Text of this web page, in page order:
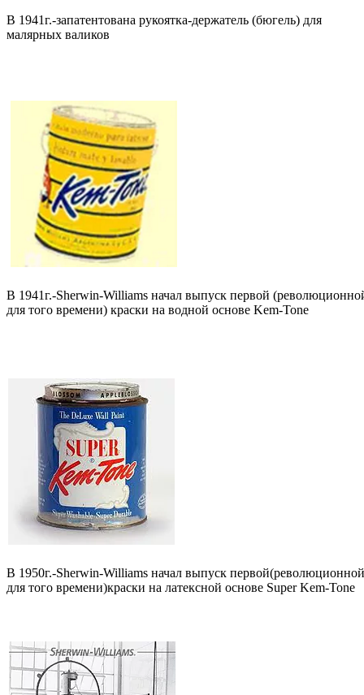
В 1941г.-запатентована рукоятка-держатель (бюгель) для
малярных валиков
В 1941г.-Sherwin-Williams начал выпуск первой
для того времени) краски на водной основе Kem-Tone
В 1950г.-Sherwin-Williams начал выпуск первой(революционной
для того времени)краски на латексной основе Super Kem-Tone